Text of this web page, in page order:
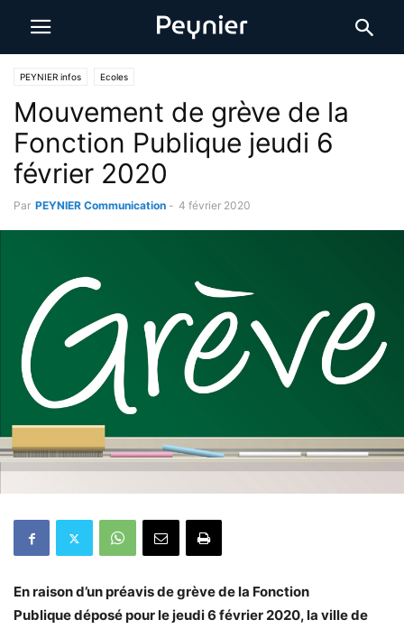
PEYNIER infos Ecoles
Mouvement de grève de la
Fonction Publique jeudi 6
février 2020
Par PEYNIER Communication - 4 février 2020
En raison d’un préavis de grève de la Fonction
Publique déposé pour le jeudi 6 février 2020, la ville de